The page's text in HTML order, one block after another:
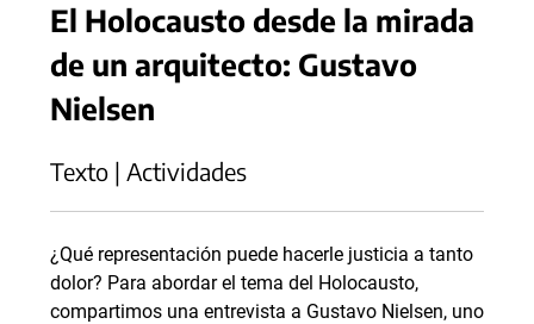
El Holocausto desde la mirada
de un arquitecto: Gustavo
Nielsen
Texto | Actividades
¿Qué representación puede hacerle justicia a tanto
dolor? Para abordar el tema del Holocausto,
compartimos una entrevista a Gustavo Nielsen, uno